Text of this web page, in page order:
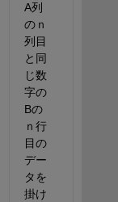
A列
のｎ
列目
と同
じ数
字の
Bの
ｎ行
目の
デー
タを
掛け